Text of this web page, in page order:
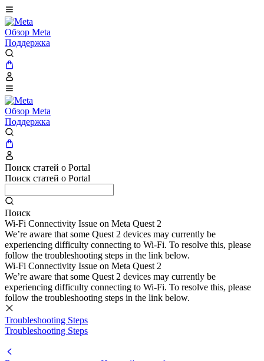
Обзор Meta
Поддержка
Обзор Meta
Поддержка
Поиск статей о Portal
Поиск статей о Portal
Поиск
Wi-Fi Connectivity Issue on Meta Quest 2
We’re aware that some Quest 2 devices may currently be
experiencing difficulty connecting to Wi-Fi. To resolve this, please
follow the troubleshooting steps in the link below.
Wi-Fi Connectivity Issue on Meta Quest 2
We’re aware that some Quest 2 devices may currently be
experiencing difficulty connecting to Wi-Fi. To resolve this, please
follow the troubleshooting steps in the link below.
Troubleshooting Steps
Troubleshooting Steps